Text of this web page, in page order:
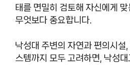
태를 면밀히 검토해 자신에게 맞
무엇보다 중요합니다.
낙성대 주변의 자연과 편의시설,
스템까지 모두 고려하면, 낙성